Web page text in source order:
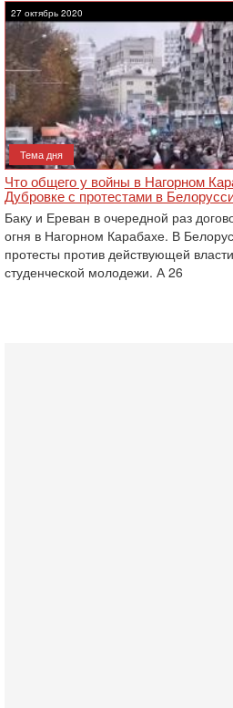
27 октябрь 2020
Тема дня
Что общего у войны в Нагорном
Дубровке с протестами в
Баку и Ереван в очередной раз
огня в Нагорном Карабахе. В
протесты против действующей
студенческой молодежи. А 26